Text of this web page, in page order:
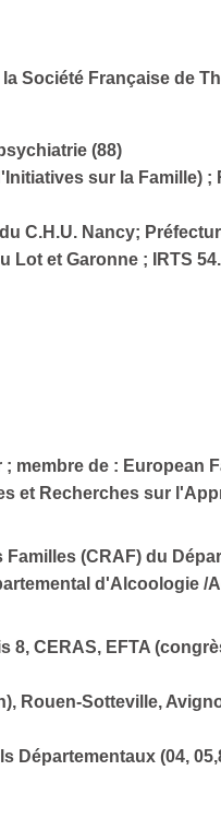
Société Française de
(88)
sur la Famille)
C.H.U. Nancy;
Lot et Garonne ; IRTS 54.
membre de : European
et Recherches sur
(CRAF) du
d'Alcoologie /
CERAS, EFTA
Rouen-Sotteville,
(04,